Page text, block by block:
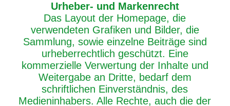
Urheber- und Markenrecht
Das Layout der Homepage, die
verwendeten Grafiken und Bilder, die
Sammlung, sowie einzelne Beiträge sind
urheberrechtlich geschützt. Eine
kommerzielle Verwertung der Inhalte und
Weitergabe an Dritte, bedarf dem
schriftlichen Einverständnis, des
Medieninhabers. Alle Rechte, auch die der